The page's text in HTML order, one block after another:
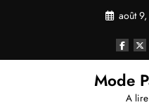
août
Mode
A